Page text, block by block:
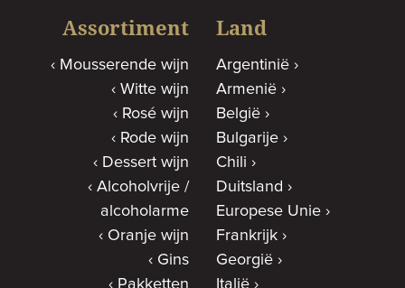
Assortiment
Mousserende wijn
Witte wijn
Rosé wijn
Rode wijn
Dessert wijn
Alcoholvrije /
alcoholarme
Oranje wijn
Gins
Pakketten
Land
Argentinië
Armenië
België
Bulgarije
Chili
Duitsland
Europese Unie
Frankrijk
Georgië
Italië